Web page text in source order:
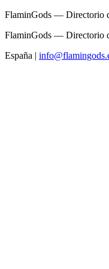
FlaminGods — Directorio
FlaminGods — Directorio
España |